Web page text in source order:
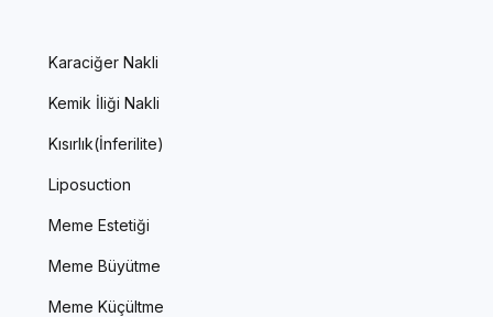
Karaciğer Nakli
Kemik İliği Nakli
Kısırlık(İnferilite)
Liposuction
Meme Estetiği
Meme Büyütme
Meme Küçültme